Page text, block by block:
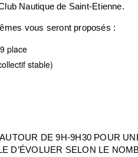
Nautique de Saint-Etienne.
vous seront proposés :
place
stable)
AUTOUR DE 9H-9H30 POUR
D’ÉVOLUER SELON LE